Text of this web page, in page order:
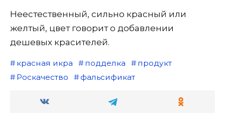
Неестественный, сильно красный или
желтый, цвет говорит о добавлении
дешевых красителей.
красная икра подделка
продукт
Роскачество
фальсификат